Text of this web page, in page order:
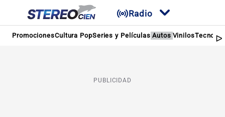
Radio
PromocionesCultura PopSeries y Películas Autos Vinilos
PUBLICIDAD